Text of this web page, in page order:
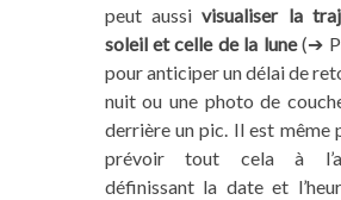
peut aussivisualiser la
soleil et celle de la lune(➔
pour anticiper un délai de
nuit ou une photo de
derrière un pic. Il est même
prévoir tout cela à
définissant la date et